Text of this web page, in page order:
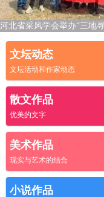
河北省采风学会举办“三地
文坛动态
文坛活动和作家动态
散文作品
优美的文字
美术作品
现实与艺术的结合
小说作品